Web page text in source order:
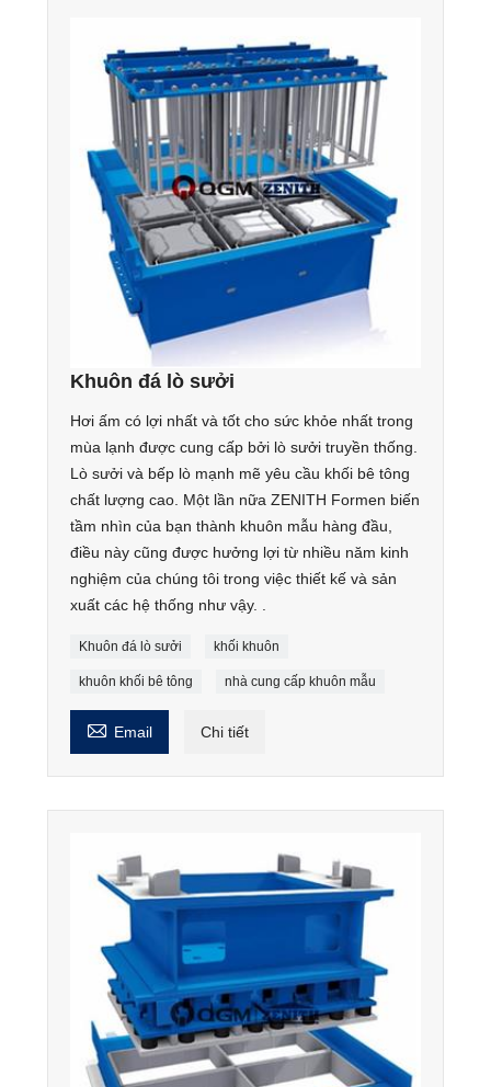
Khuôn đá lò sưởi
Hơi ấm có lợi nhất và tốt cho sức khỏe nhất trong
mùa lạnh được cung cấp bởi lò sưởi truyền thống.
Lò sưởi và bếp lò mạnh mẽ yêu cầu khối bê tông
chất lượng cao. Một lần nữa ZENITH Formen biến
tầm nhìn của bạn thành khuôn mẫu hàng đầu,
điều này cũng được hưởng lợi từ nhiều năm kinh
nghiệm của chúng tôi trong việc thiết kế và sản
xuất các hệ thống như vậy. .
Khuôn đá lò sưởi khối khuôn
khuôn khối bê tông nhà cung cấp khuôn mẫu
 Email Chi tiết